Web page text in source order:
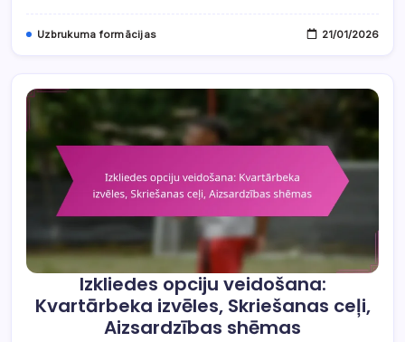
Uzbrukuma formācijas 21/01/2026
Izkliedes opciju veidošana:
Kvartārbeka izvēles, Skriešanas ceļi,
Aizsardzības shēmas